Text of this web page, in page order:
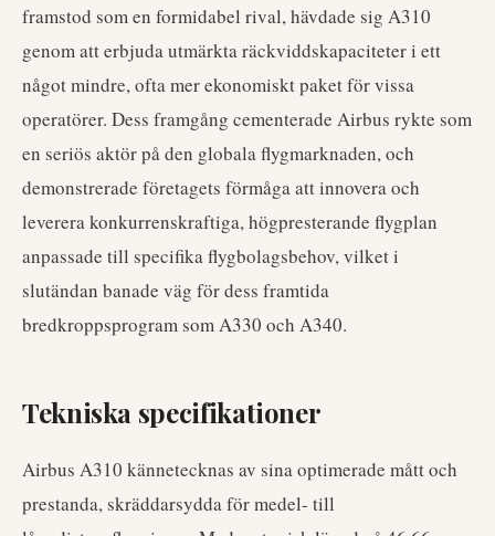
framstod som en formidabel rival, hävdade sig A310
genom att erbjuda utmärkta räckviddskapaciteter i ett
något mindre, ofta mer ekonomiskt paket för vissa
operatörer. Dess framgång cementerade Airbus rykte som
en seriös aktör på den globala flygmarknaden, och
demonstrerade företagets förmåga att innovera och
leverera konkurrenskraftiga, högpresterande flygplan
anpassade till specifika flygbolagsbehov, vilket i
slutändan banade väg för dess framtida
bredkroppsprogram som A330 och A340.
Tekniska specifikationer
Airbus A310 kännetecknas av sina optimerade mått och
prestanda, skräddarsydda för medel- till